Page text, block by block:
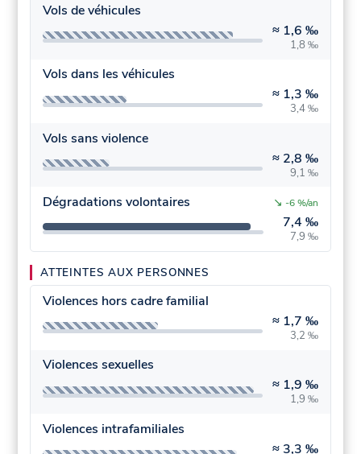
Vols de véhicules
≈ 1,6 ‰
1,8 ‰
Vols dans les véhicules
≈ 1,3 ‰
3,4 ‰
Vols sans violence
≈ 2,8 ‰
9,1 ‰
Dégradations volontaires
7,4 ‰
7,9 ‰
↘ -6 %/an
ATTEINTES AUX PERSONNES
Violences hors cadre familial
≈ 1,7 ‰
3,2 ‰
Violences sexuelles
≈ 1,9 ‰
1,9 ‰
Violences intrafamiliales
≈ 3,3 ‰